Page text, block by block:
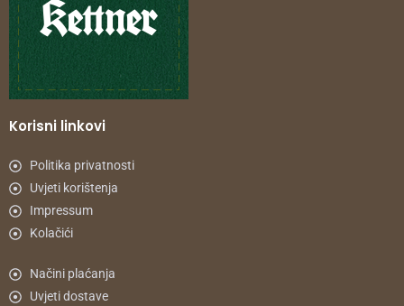
Korisni linkovi
Politika privatnosti
Uvjeti korištenja
Impressum
Kolačići
Načini plaćanja
Uvjeti dostave